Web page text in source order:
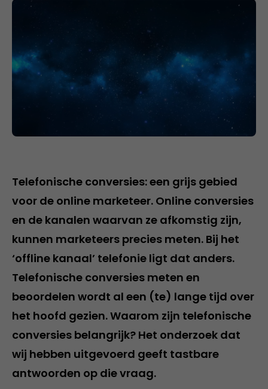
Telefonische conversies: een grijs gebied
voor de online marketeer. Online conversies
en de kanalen waarvan ze afkomstig zijn,
kunnen marketeers precies meten. Bij het
‘offline kanaal’ telefonie ligt dat anders.
Telefonische conversies meten en
beoordelen wordt al een (te) lange tijd over
het hoofd gezien. Waarom zijn telefonische
conversies belangrijk? Het onderzoek dat
wij hebben uitgevoerd geeft tastbare
antwoorden op die vraag.